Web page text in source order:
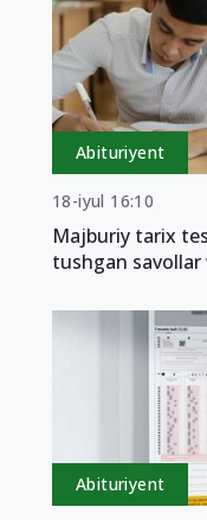
Abituriyent
18-iyul 16:10
Majburiy tarix
tushgan savollar
Abituriyent